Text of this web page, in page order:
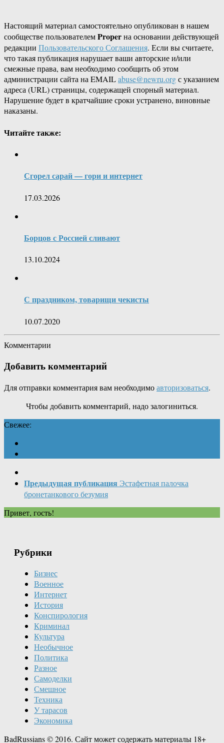
Настоящий материал самостоятельно опубликован в нашем
сообществе пользователемProperна основании действующей
редакции Пользовательского Соглашения. Если вы считаете,
что такая публикация нарушает ваши авторские и/или
смежные права, вам необходимо сообщить об этом
администрации сайта на EMAILabuse@newru.orgс указанием
адреса (URL) страницы, содержащей спорный материал.
Нарушение будет в кратчайшие сроки устранено, виновные
наказаны.
Читайте также:
Сгорел сарай — гори и интернет
17.03.2026
Борцов с Россией сливают
13.10.2024
С праздником, товарищи чекисты
10.07.2020
Комментарии
Добавить комментарий
Для отправки комментария вам необходимоавторизоваться.
Чтобы добавить комментарий, надо залогиниться.
Свежее:
Предыдущая публикация Эстафетная палочка
бронетанкового безумия
Привет, гость!
Рубрики
Бизнес
Военное
Интернет
История
Конспирология
Криминал
Культура
Необычное
Политика
Разное
Самоделки
Смешное
Техника
У тарасов
Экономика
BadRussians © 2016. Сайт может содержать материалы 18+